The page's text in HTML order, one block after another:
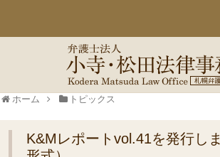
ホーム トピックス
K&Mレポートvol.41を発行し